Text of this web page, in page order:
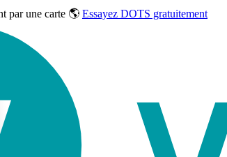
par une carte 🌎 Essayez DOTS gratuitement